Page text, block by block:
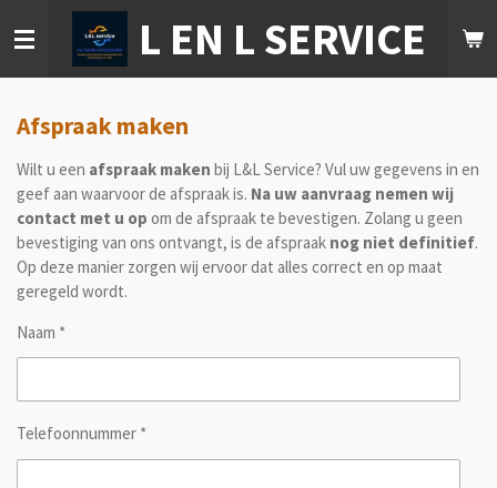
direct
hoofdinhoud
L EN L SERVICE
Afspraak maken
Wilt u een afspraak maken bij L&L Service? Vul uw gegevens in en
geef aan waarvoor de afspraak is. Na uw aanvraag nemen wij
contact met u op om de afspraak te bevestigen. Zolang u geen
bevestiging van ons ontvangt, is de afspraak nog niet definitief.
Op deze manier zorgen wij ervoor dat alles correct en op maat
geregeld wordt.
Naam *
Telefoonnummer *